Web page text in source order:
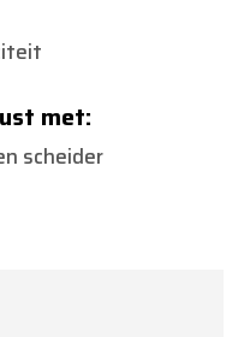
met:
scheider